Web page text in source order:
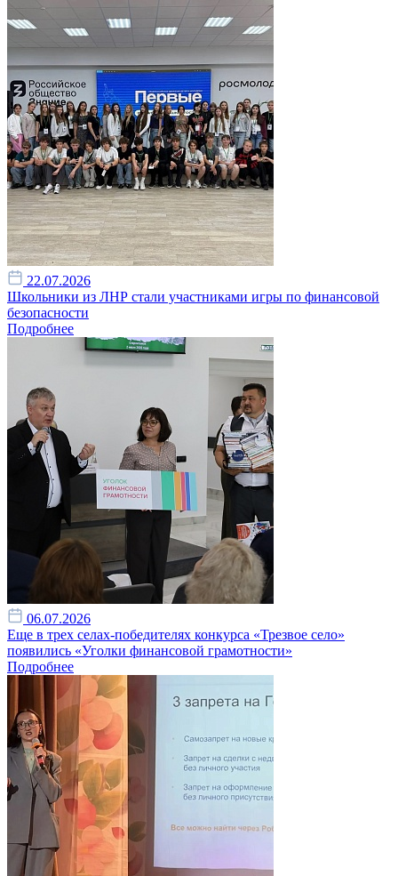
22.07.2026
Школьники из ЛНР стали участниками игры по финансовой
безопасности
Подробнее
06.07.2026
Еще в трех селах-победителях конкурса «Трезвое село»
появились «Уголки финансовой грамотности»
Подробнее